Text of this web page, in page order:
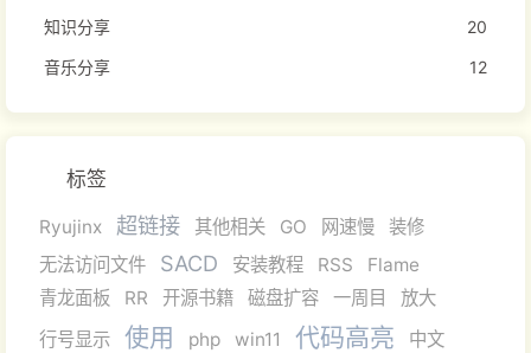
知识分享
20
音乐分享
12
标签
Ryujinx 超链接 其他相关 GO 网速慢
装修
无法访问文件
SACD 安装教程 RSS
Flame
青龙面板
RR 开源书籍 磁盘扩容 一周目
放大
行号显示
使用 php win11 代码高亮
中文